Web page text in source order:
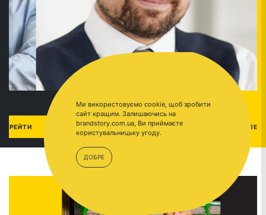
Ми використовуємо cookie, щоб зробити
сайт кращим. Залишаючись на
brandstory.com.ua, Ви приймаєте
користувальницьку угоду.
ДОБРЕ